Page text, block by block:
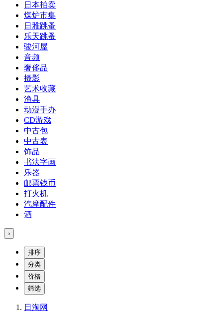
日本拍卖
煤炉市集
日雅跳蚤
乐天跳蚤
骏河屋
音频
奢侈品
摄影
艺术收藏
渔具
动漫手办
CD游戏
中古包
中古表
饰品
书法字画
乐器
邮票钱币
打火机
汽摩配件
酒
›
排序
分类
价格
筛选
日淘网